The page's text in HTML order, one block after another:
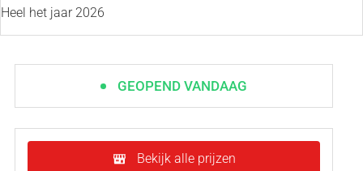
Heel het jaar 2026
GEOPEND VANDAAG
Bekijk alle prijzen